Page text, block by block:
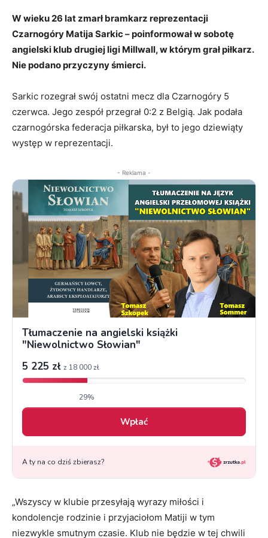
W wieku 26 lat zmarł bramkarz reprezentacji
Czarnogóry Matija Sarkic – poinformował w sobotę
angielski klub drugiej ligi Millwall, w którym grał piłkarz.
Nie podano przyczyny śmierci.
Sarkic rozegrał swój ostatni mecz dla Czarnogóry 5
czerwca. Jego zespół przegrał 0:2 z Belgią. Jak podała
czarnogórska federacja piłkarska, był to jego dziewiąty
występ w reprezentacji.
- Reklama -
„Wszyscy w klubie przesyłają wyrazy miłości i
kondolencje rodzinie i przyjaciołom Matiji w tym
niezwykle smutnym czasie. Klub nie będzie w tej chwili